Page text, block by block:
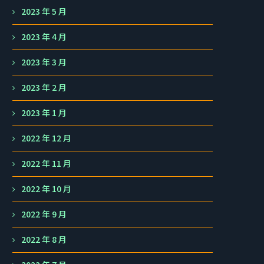
2023 年 5 月
2023 年 4 月
2023 年 3 月
2023 年 2 月
2023 年 1 月
2022 年 12 月
2022 年 11 月
2022 年 10 月
2022 年 9 月
2022 年 8 月